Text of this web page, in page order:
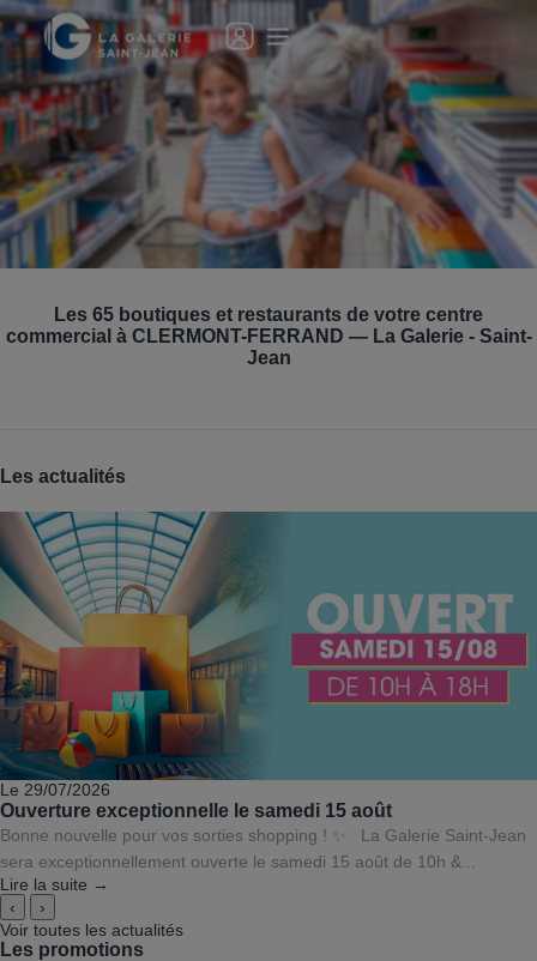
De belles surprises à gagner !
Les 65 boutiques et restaurants de votre centre
commercial à CLERMONT-FERRAND — La Galerie - Saint-
Jean
Les actualités
Le 29/07/2026
Ouverture exceptionnelle le samedi 15 août
Bonne nouvelle pour vos sorties shopping ! ✨ La Galerie Saint-Jean
sera exceptionnellement ouverte le samedi 15 août de 10h &...
Lire la suite →
‹
›
Voir toutes les actualités
Les promotions